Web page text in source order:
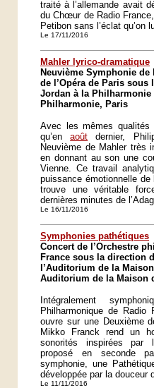
traité à l’allemande avait
du Chœur de Radio
Petibon sans l’éclat qu’on
Le 17/11/2016
Mahler lyrico-dramatique
Neuvième Symphonie de
de l’Opéra de Paris
Jordan à la Philharmonie
Philharmonie, Paris
Avec les mêmes
qu’enaoût dernier,
Neuvième de Mahler très
en donnant au son une
Vienne. Ce travail
puissance émotionnelle de
trouve une véritable
dernières minutes de
Le 16/11/2016
Symphonies pathétiques
Concert de l’Orchestre
France sous la direction
l’Auditorium de la
Auditorium de la Maison
Intégralement
Philharmonique de Radio
ouvre sur une Deuxième
Mikko Franck rend un
sonorités inspirées par
proposé en seconde
symphonie, une
développée par la douceur
Le 11/11/2016